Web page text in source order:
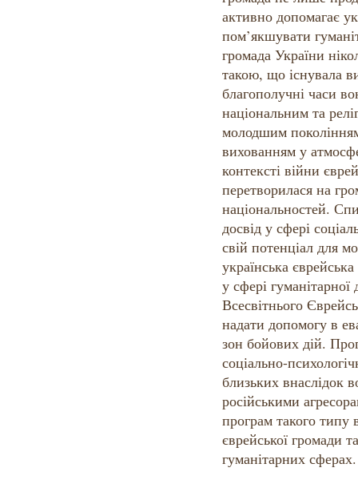
активно допомагає
пом’якшувати
громада України
такою, що існувала
благополучні часи
національним та
молодшим
вихованням у
контексті війни
перетворилася на
національностей.
досвід у сфері
свій потенціал для
українська
у сфері гуманітарної
Всесвітнього
надати допомогу в
зон бойових дій.
соціально-
близьких внаслідок
російськими
програм такого типу
єврейської громади
гуманітарних сферах.